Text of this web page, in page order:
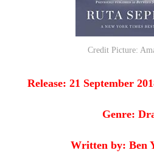
Credit Picture:
Release: 21 September
Genre:
Written by: Ben